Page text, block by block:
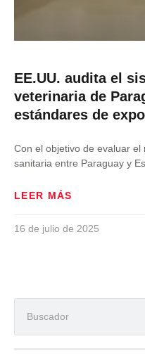
EE.UU. audita el
veterinaria de
estándares de
Con el objetivo de evaluar
sanitaria entre Paraguay y
LEER MÁS
16 de julio de 2025